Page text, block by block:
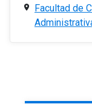
Facultad de